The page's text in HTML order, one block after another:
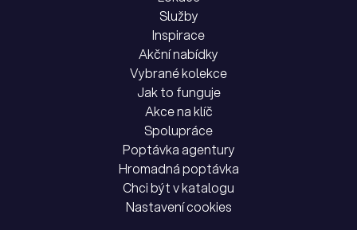
Služby
Inspirace
Akční nabídky
Vybrané kolekce
Jak to funguje
Akce na klíč
Spolupráce
Poptávka agentury
Hromadná poptávka
Chci být v katalogu
Nastavení cookies